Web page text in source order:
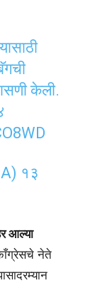
केली.
१३
आल्या
काँग्रेसचे नेते